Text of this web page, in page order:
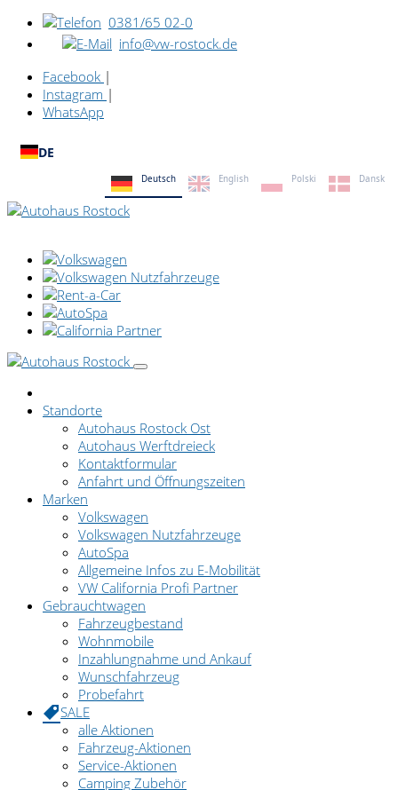
0381/65 02-0
info@vw-rostock.de
Facebook |
Instagram |
WhatsApp
DE
Deutsch English Polski Dansk
Standorte
Autohaus Rostock Ost
Autohaus Werftdreieck
Kontaktformular
Anfahrt und Öffnungszeiten
Marken
Volkswagen
Volkswagen Nutzfahrzeuge
AutoSpa
Allgemeine Infos zu E-Mobilität
VW California Profi Partner
Gebrauchtwagen
Fahrzeugbestand
Wohnmobile
Inzahlungnahme und Ankauf
Wunschfahrzeug
Probefahrt
SALE
alle Aktionen
Fahrzeug-Aktionen
Service-Aktionen
Camping Zubehör